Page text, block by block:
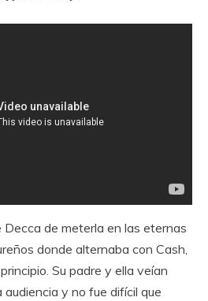
Decca de meterla en las eternas
donde alternaba con Cash,
Su padre y ella veían
y no fue difícil que